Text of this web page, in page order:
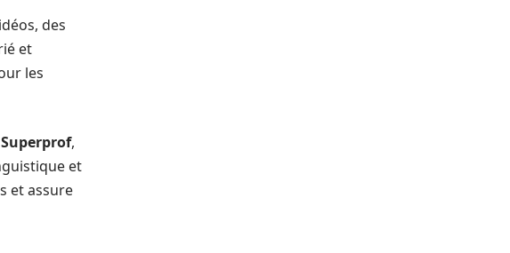
des
et
les
Superprof,
et
et assure